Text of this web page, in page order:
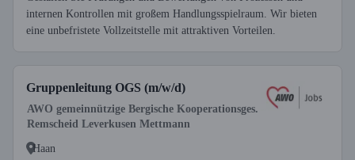
internen Kontrollen mit großem Handlungsspielraum. Wir bieten
eine unbefristete Vollzeitstelle mit attraktiven Vorteilen.
Gruppenleitung OGS (m/w/d)
AWO gemeinnützige Bergische Kooperationsges.
Remscheid Leverkusen Mettmann
Haan